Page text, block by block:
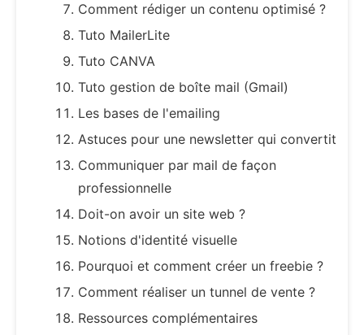
Comment rédiger un contenu optimisé ?
Tuto MailerLite
Tuto CANVA
Tuto gestion de boîte mail (Gmail)
Les bases de l'emailing
Astuces pour une newsletter qui convertit
Communiquer par mail de façon
professionnelle
Doit-on avoir un site web ?
Notions d'identité visuelle
Pourquoi et comment créer un freebie ?
Comment réaliser un tunnel de vente ?
Ressources complémentaires